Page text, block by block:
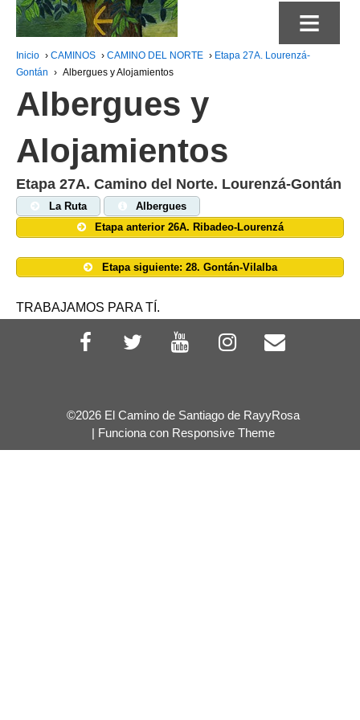
≡
Inicio › CAMINOS › CAMINO DEL NORTE › Etapa 27A. Lourenzá-
Gontán › Albergues y Alojamientos
Albergues y
Alojamientos
Etapa 27A. Camino del Norte. Lourenzá-Gontán
La Ruta
Albergues
Etapa anterior 26A. Ribadeo-Lourenzá
Etapa siguiente: 28. Gontán-Vilalba
TRABAJAMOS PARA TÍ.
©2026 El Camino de Santiago de RayyRosa
| Funciona con Responsive Theme